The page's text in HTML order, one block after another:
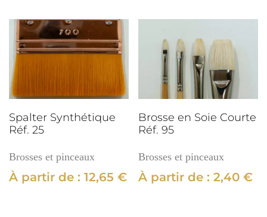
Spalter Synthétique
Réf. 25
Brosses et pinceaux
À partir de : 12,65 €
Brosse en Soie Courte
Réf. 95
Brosses et pinceaux
À partir de :2,40€